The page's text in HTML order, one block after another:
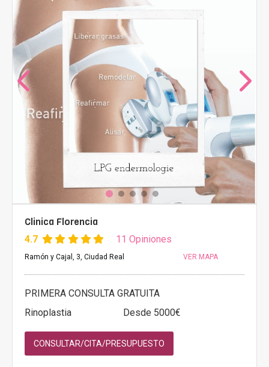
Clinica Florencia
4.7 11 Opiniones
Ramón y Cajal, 3, Ciudad Real VER MAPA
PRIMERA CONSULTA GRATUITA
Rinoplastia
Desde 5000€
CONSULTAR/CITA/PRESUPUESTO